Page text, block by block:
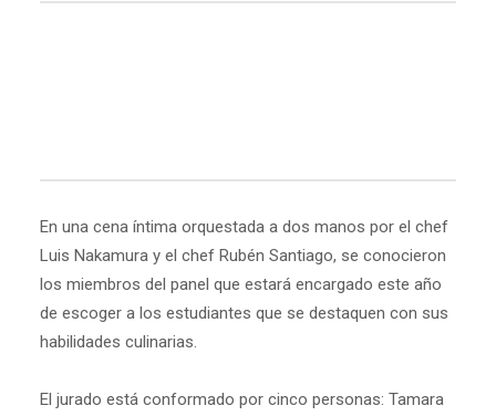
En una cena íntima orquestada a dos manos por el chef
Luis Nakamura y el chef Rubén Santiago, se conocieron
los miembros del panel que estará encargado este año
de escoger a los estudiantes que se destaquen con sus
habilidades culinarias.
El jurado está conformado por cinco personas: Tamara